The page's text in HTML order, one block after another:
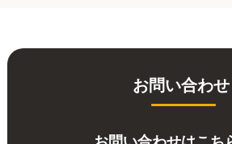
お問い合わせ